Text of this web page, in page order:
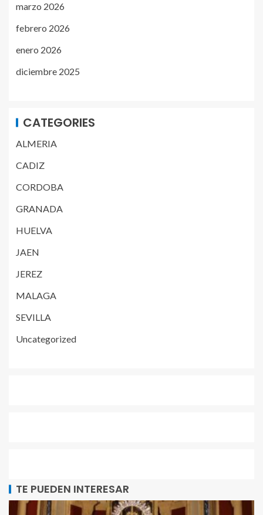
marzo 2026
febrero 2026
enero 2026
diciembre 2025
CATEGORIES
ALMERIA
CADIZ
CORDOBA
GRANADA
HUELVA
JAEN
JEREZ
MALAGA
SEVILLA
Uncategorized
TE PUEDEN INTERESAR